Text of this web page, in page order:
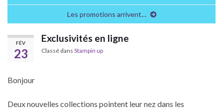
Les promotions arrivent…
FÉV
23
Exclusivités en ligne
Classé dans Stampin up
Bonjour
Deux nouvelles collections pointent leur nez dans les